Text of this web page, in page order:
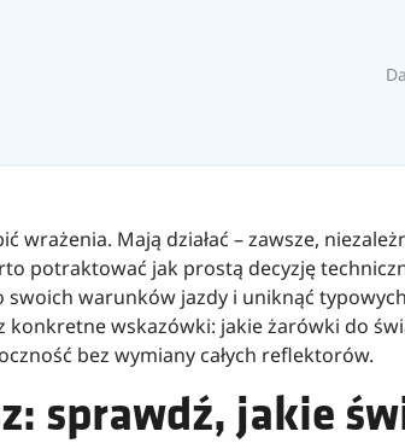
wrażenia. Mają działać – zawsze,
potraktować jak prostą decyzję
swoich warunków jazdy i uniknąć
konkretne wskazówki: jakie żarówki do
bez wymiany całych reflektorów.
sprawdź, jakie